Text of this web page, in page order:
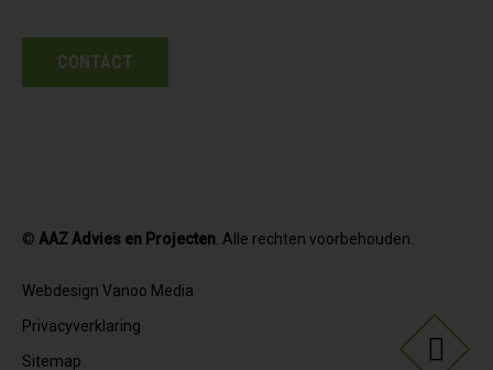
CONTACT
© AAZ Advies en Projecten . Alle rechten voorbehouden.
Webdesign Vanoo Media
Privacyverklaring
Sitemap